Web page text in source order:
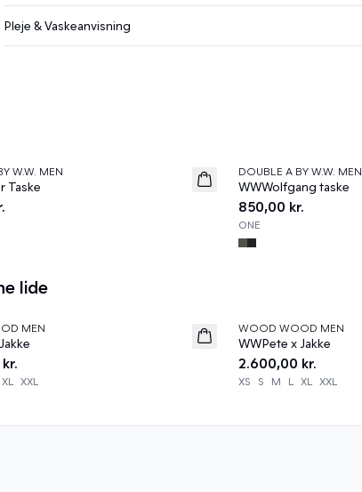
Pleje & Vaskeanvisning
W.W. MEN
Taske
News
DOUBLE A BY W.W. MEN
WWWolfgang taske
850,00 kr.
ONE
lide
MEN
XL XXL
News
WOOD WOOD MEN
WWPete x Jakke
2.600,00 kr.
XS S M L XL XXL